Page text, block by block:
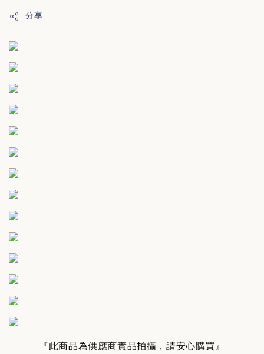
分享
『此商品為供應商實品拍攝，請安心購買』